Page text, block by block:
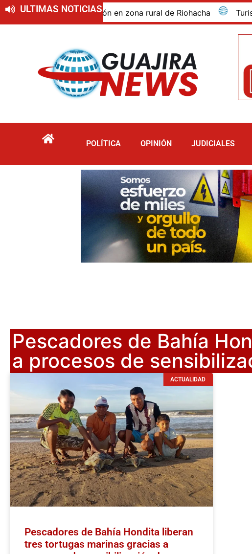
ULTIMAS NOTICIAS
de descomposición en zona rural de Riohacha Turista
POLÍTICA OPINIÓN JUDICIALES
Pescadores de Bahía
a procesos de
ACTUALIDAD
Pescadores de Bahía Hondita liberan
tres tortugas marinas gracias a